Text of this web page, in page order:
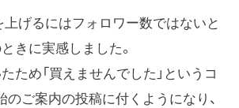
上げるにはフォロワー数ではないと
きに実感しました。
ため「買えませんでした」というコ
のご案内の投稿に付くようになり、